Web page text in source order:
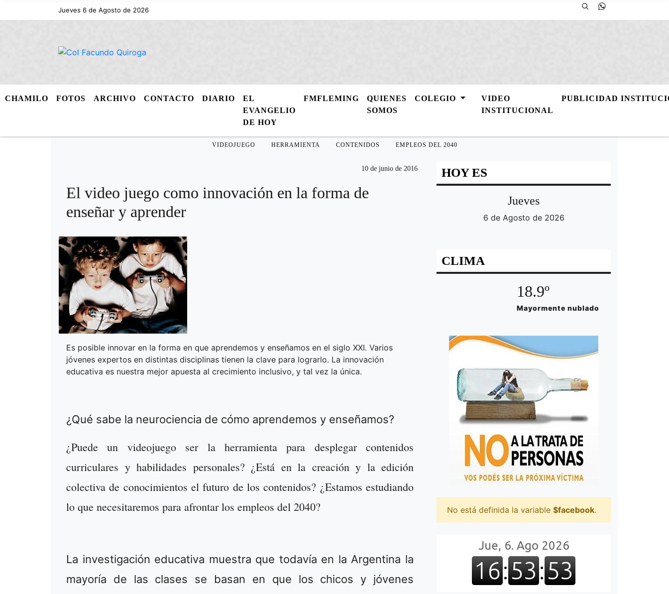
Jueves 6 de Agosto de 2026
CHAMILO FOTOS ARCHIVO CONTACTO DIARIO
EL
EVANGELIO
DE HOY
FMFLEMING
QUIENES
SOMOS
COLEGIO
VIDEO
INSTITUCIONAL
PUBLICIDAD
VIDEOJUEGO HERRAMIENTA CONTENIDOS EMPLEOS DEL 2040
10 de junio de 2016
El video juego como innovación en la forma de
enseñar y aprender
Es posible innovar en la forma en que aprendemos y enseñamos en el siglo XXI. Varios
jóvenes expertos en distintas disciplinas tienen la clave para lograrlo. La innovación
educativa es nuestra mejor apuesta al crecimiento inclusivo, y tal vez la única.
¿Qué sabe la neurociencia de cómo aprendemos y enseñamos?
¿Puede un videojuego ser la herramienta para desplegar contenidos
curriculares y habilidades personales? ¿Está en la creación y la edición
colectiva de conocimientos el futuro de los contenidos? ¿Estamos estudiando
lo que necesitaremos para afrontar los empleos del 2040?
La investigación educativa muestra que todavía en la Argentina la
mayoría de las clases se basan en que los chicos y jóvenes
HOY ES
Jueves
6 de Agosto de 2026
CLIMA
18.9º
Mayormente nublado
No está definida la variable $facebook.